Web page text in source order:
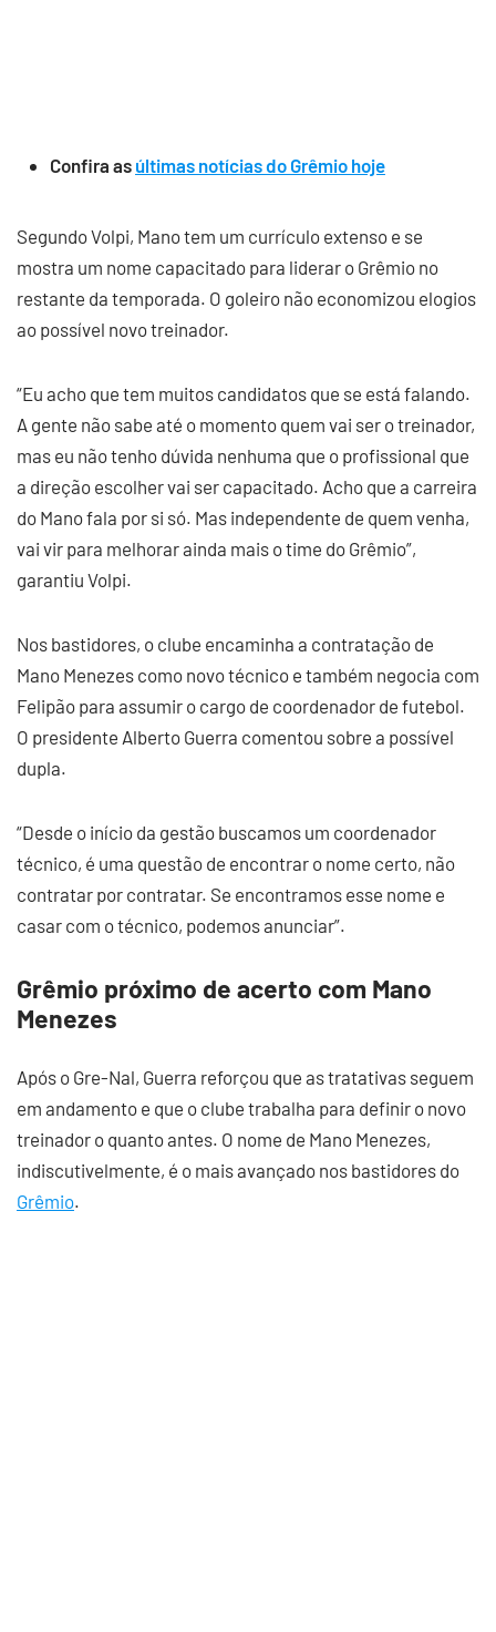
Confira as últimas notícias do Grêmio hoje
Segundo Volpi, Mano tem um currículo extenso e se
mostra um nome capacitado para liderar o Grêmio no
restante da temporada. O goleiro não economizou elogios
ao possível novo treinador.
“Eu acho que tem muitos candidatos que se está falando.
A gente não sabe até o momento quem vai ser o treinador,
mas eu não tenho dúvida nenhuma que o profissional que
a direção escolher vai ser capacitado. Acho que a carreira
do Mano fala por si só. Mas independente de quem venha,
vai vir para melhorar ainda mais o time do Grêmio”,
garantiu Volpi.
Nos bastidores, o clube encaminha a contratação de
Mano Menezes como novo técnico e também negocia com
Felipão para assumir o cargo de coordenador de futebol.
O presidente Alberto Guerra comentou sobre a possível
dupla.
“Desde o início da gestão buscamos um coordenador
técnico, é uma questão de encontrar o nome certo, não
contratar por contratar. Se encontramos esse nome e
casar com o técnico, podemos anunciar”.
Grêmio próximo de acerto com Mano
Menezes
Após o Gre-Nal, Guerra reforçou que as tratativas seguem
em andamento e que o clube trabalha para definir o novo
treinador o quanto antes. O nome de Mano Menezes,
indiscutivelmente, é o mais avançado nos bastidores do
Grêmio.